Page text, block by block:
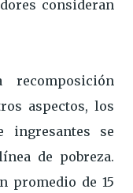
consideran
recomposición
aspectos, los
ingresantes se
de pobreza.
promedio de 15